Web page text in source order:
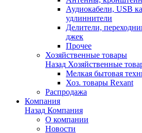
Аудиокабели, USB
удлиннители
Делители,
джек
Прочее
Хозяйственные товары
Назад Хозяйственные
Мелкая бытовая
Хоз. товары Rexant
Распродажа
Компания
Назад Компания
О компании
Новости